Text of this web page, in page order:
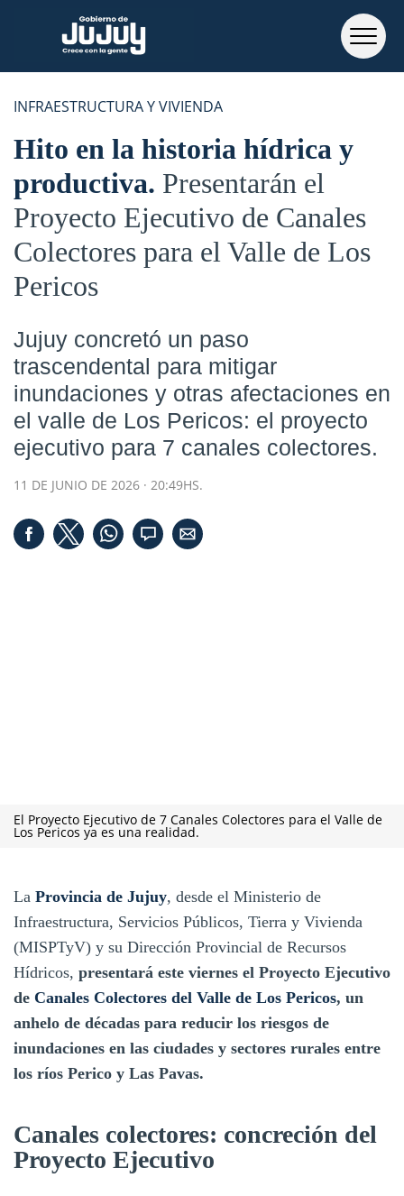
INFRAESTRUCTURA Y VIVIENDA
Hito en la historia hídrica y
productiva Presentarán el
Proyecto Ejecutivo de Canales
Colectores para el Valle de Los
Pericos
Jujuy concretó un paso
trascendental para mitigar
inundaciones y otras afectaciones en
el valle de Los Pericos: el proyecto
ejecutivo para 7 canales colectores.
11 DE JUNIO DE 2026 · 20:49HS.
El Proyecto Ejecutivo de 7 Canales Colectores para el Valle de
Los Pericos ya es una realidad.
La Provincia de Jujuy, desde el Ministerio de
Infraestructura, Servicios Públicos, Tierra y Vivienda
(MISPTyV) y su Dirección Provincial de Recursos
Hídricos, presentará este viernes el Proyecto Ejecutivo
de Canales Colectores del Valle de Los Pericos, un
anhelo de décadas para reducir los riesgos de
inundaciones en las ciudades y sectores rurales entre
los ríos Perico y Las Pavas.
Canales colectores: concreción del
Proyecto Ejecutivo